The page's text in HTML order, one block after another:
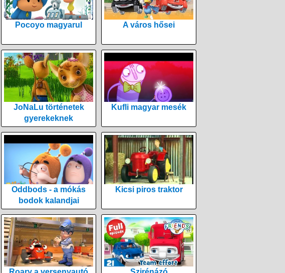
Pocoyo magyarul A város hősei
JoNaLu történetek
gyerekeknek
Kufli magyar mesék
Oddbods - a mókás
bodok kalandjai
Kicsi piros traktor